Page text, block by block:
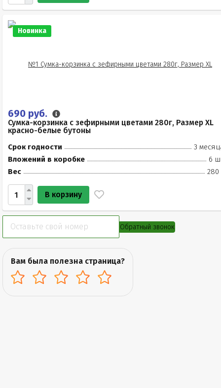
Новинка
690 руб.
Сумка-корзинка с зефирными цветами 280г, Размер XL
красно-белые бутоны
Срок годности
3
Вложений в коробке
6
Вес
280
В корзину
Обратный звонок
Вам была полезна страница?